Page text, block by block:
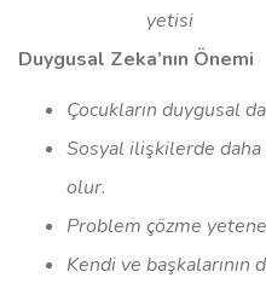
yetisi
Duygusal Zeka’nın Önemi
Çocukların duygusal
Sosyal ilişkilerde daha
olur.
Problem çözme
Kendi ve başkalarının